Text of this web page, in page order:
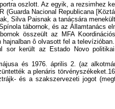
oszlott. Az egyik, a rezsimhez
(Guarda Nacional Republicana
Silva Paisnak a tanácsára
tábornok, és az Államtanács
összeült az MFA
hajnalban ô olvasott fel a televízióban.
sor került az Estado Novo
és 1976. április 2. (az
a plenáris
és a szakszervezeti jogot